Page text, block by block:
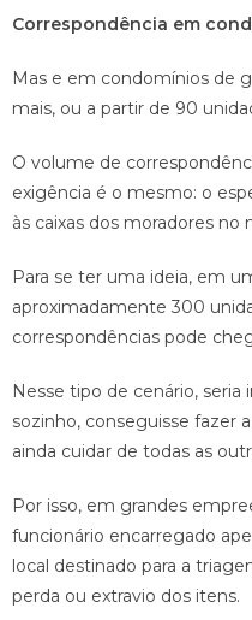
Correspondência em
Mas e em condomínios de
mais, ou a partir de 90
O volume de
exigência é o mesmo: o
às caixas dos moradores no
Para se ter uma ideia, em
aproximadamente 300
correspondências pode
Nesse tipo de cenário, seria
sozinho, conseguisse fazer
ainda cuidar de todas as
Por isso, em grandes
funcionário encarregado
local destinado para a
perda ou extravio dos itens.